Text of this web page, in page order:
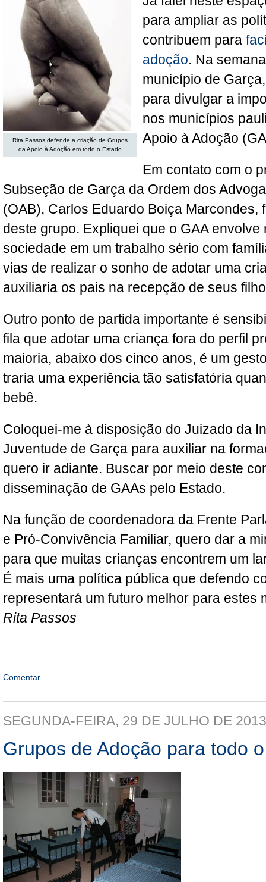
Rita Passos defende a criação de Grupos
da Apoio à Adoção em todo o Estado
para ampliar as
contribuem para
adoção. Na
município de
para divulgar a
nos municípios
Apoio à Adoção
Em contato com o
Subseção de Garça da Ordem dos
(OAB), Carlos Eduardo Boiça Marcondes,
deste grupo. Expliquei que o GAA envolve
sociedade em um trabalho sério com
vias de realizar o sonho de adotar uma
auxiliaria os pais na recepção de seus
Outro ponto de partida importante é
fila que adotar uma criança fora do perfil
maioria, abaixo dos cinco anos, é um
traria uma experiência tão satisfatória
bebê.
Coloquei-me à disposição do Juizado da
Juventude de Garça para auxiliar na
quero ir adiante. Buscar por meio deste
disseminação de GAAs pelo Estado.
Na função de coordenadora da Frente
e Pró-Convivência Familiar, quero dar a
para que muitas crianças encontrem um
É mais uma política pública que defendo
representará um futuro melhor para estes
Rita Passos
Comentar
SEGUNDA-FEIRA, 29 DE JULHO DE 2013
Grupos de Adoção para todo